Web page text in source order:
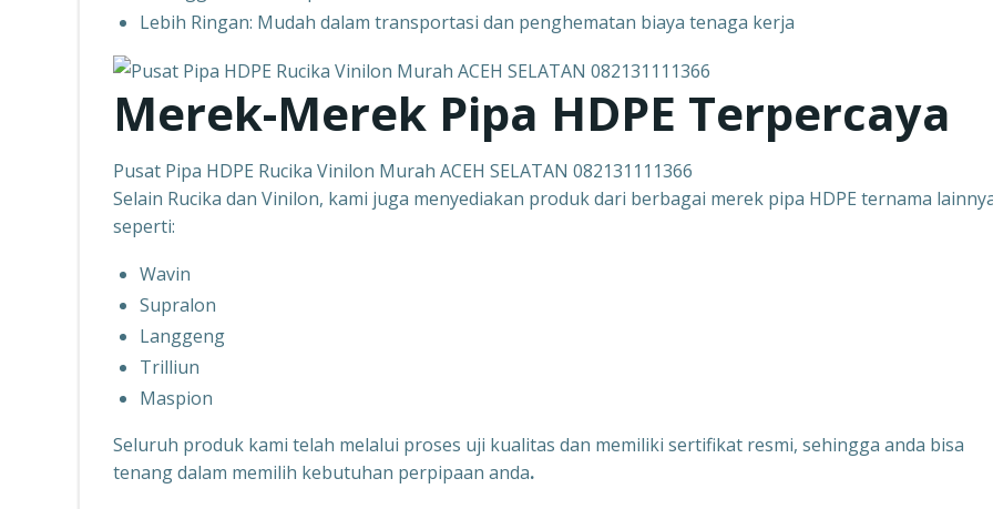
Lebih Ringan: Mudah dalam transportasi dan penghematan biaya tenaga kerja
Merek-Merek Pipa HDPE Terpercaya
Pusat Pipa HDPE Rucika Vinilon Murah ACEH SELATAN 082131111366
Selain Rucika dan Vinilon, kami juga menyediakan produk dari berbagai merek pipa HDPE ternama
seperti:
Wavin
Supralon
Langgeng
Trilliun
Maspion
Seluruh produk kami telah melalui proses uji kualitas dan memiliki sertifikat resmi, sehingga anda bisa
tenang dalam memilih kebutuhan perpipaan anda.